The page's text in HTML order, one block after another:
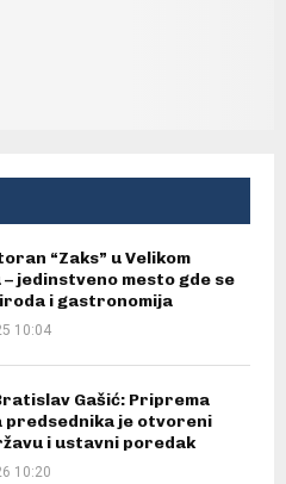
“Zaks” u Velikom
jedinstveno mesto gde se
i gastronomija
10:04
Gašić: Priprema
predsednika je otvoreni
i ustavni poredak
10:20